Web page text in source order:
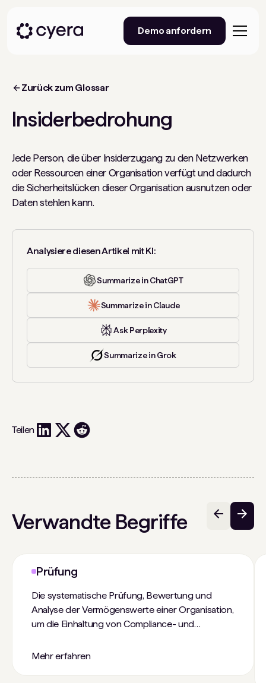
Demo anfordern
Zurück zum Glossar
Insiderbedrohung
Jede Person, die über Insiderzugang zu den Netzwerken
oder Ressourcen einer Organisation verfügt und dadurch
die Sicherheitslücken dieser Organisation ausnutzen oder
Daten stehlen kann.
Analysiere diesen Artikel mit KI:
Summarize in ChatGPT
Summarize in Claude
Ask Perplexity
Summarize in Grok
Teilen
Verwandte Begriffe
Prüfung
Die systematische Prüfung, Bewertung und
Analyse der Vermögenswerte einer Organisation,
um die Einhaltung von Compliance- und
Mehr erfahren